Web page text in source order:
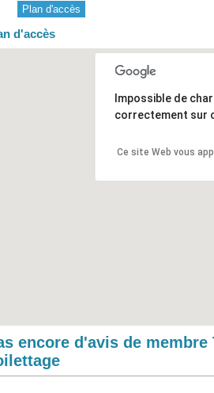
Plan d'accès
d'accès
Impossible de
correctement sur
Ce site Web vous
encore d'avis de membre